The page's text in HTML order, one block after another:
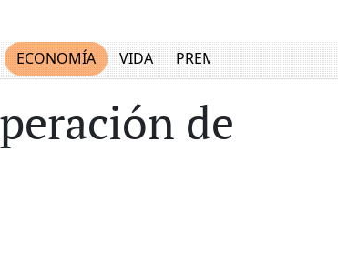
ECONOMÍA VIDA PREMIUM
de